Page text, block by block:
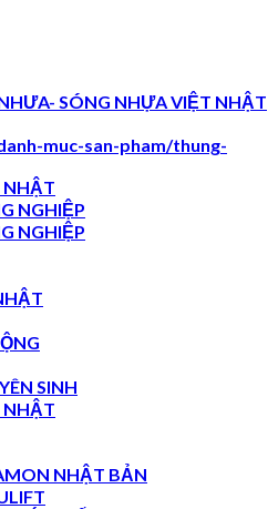
SÓNG NHỰA VIỆT NHẬT
muc-san-pham/thung-
NHẬT
NGHIỆP
NGHIỆP
SINH
NHẬT
NHẬT BẢN